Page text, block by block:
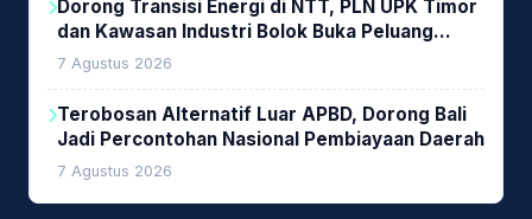
Dorong Transisi Energi di NTT, PLN UPK Timor
dan Kawasan Industri Bolok Buka Peluang
Investasi Woodchip untuk Cofiring PLTU Bolok
7 Agustus 2026
Terobosan Alternatif Luar APBD, Dorong Bali
Jadi Percontohan Nasional Pembiayaan Daerah
7 Agustus 2026